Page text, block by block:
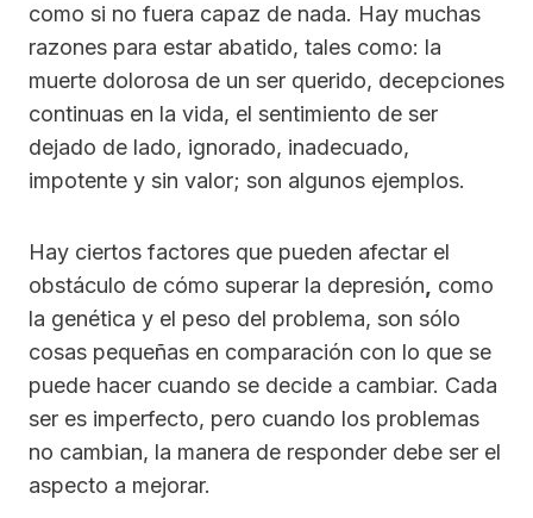
como si no fuera capaz de nada. Hay muchas
razones para estar abatido, tales como: la
muerte dolorosa de un ser querido, decepciones
continuas en la vida, el sentimiento de ser
dejado de lado, ignorado, inadecuado,
impotente y sin valor; son algunos ejemplos.
Hay ciertos factores que pueden afectar el
obstáculo de cómo superar la depresión, como
la genética y el peso del problema, son sólo
cosas pequeñas en comparación con lo que se
puede hacer cuando se decide a cambiar. Cada
ser es imperfecto, pero cuando los problemas
no cambian, la manera de responder debe ser el
aspecto a mejorar.